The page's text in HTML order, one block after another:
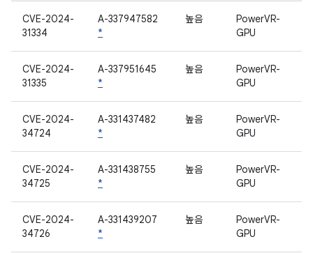
CVE-2024-
31334
A-337947582
*
높음
PowerVR-
GPU
CVE-2024-
31335
A-337951645
*
높음
PowerVR-
GPU
CVE-2024-
34724
A-331437482
*
높음
PowerVR-
GPU
CVE-2024-
34725
A-331438755
*
높음
PowerVR-
GPU
CVE-2024-
34726
A-331439207
*
높음
PowerVR-
GPU